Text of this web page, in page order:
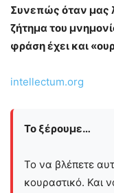
Συνεπώς όταν μας
ζήτημα του
φράση έχει και
intellectum.org
Το ξέρουμε…
Το να βλέπετε
κουραστικό. Και